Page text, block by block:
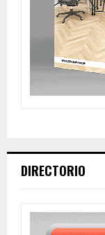
DIRECTORIO